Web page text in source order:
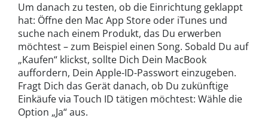
Um danach zu testen, ob die Einrichtung geklappt
hat: Öffne den Mac App Store oder iTunes und
suche nach einem Produkt, das Du erwerben
möchtest – zum Beispiel einen Song. Sobald Du auf
„Kaufen“ klickst, sollte Dich Dein MacBook
auffordern, Dein Apple-ID-Passwort einzugeben.
Fragt Dich das Gerät danach, ob Du zukünftige
Einkäufe via Touch ID tätigen möchtest: Wähle die
Option „Ja“ aus.